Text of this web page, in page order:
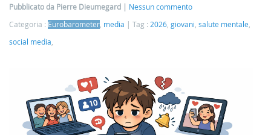
Pubblicato da Pierre Dieumegard
Nessun commento
Categoria : Eurobarometer media Tag : 2026 giovani salute mentale
social media